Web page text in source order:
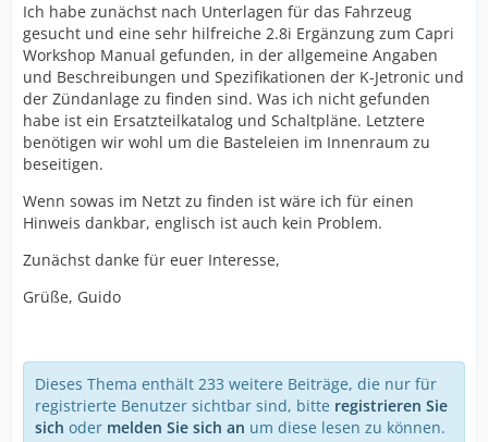
Ich habe zunächst nach Unterlagen für das Fahrzeug
gesucht und eine sehr hilfreiche 2.8i Ergänzung zum Capri
Workshop Manual gefunden, in der allgemeine Angaben
und Beschreibungen und Spezifikationen der K-Jetronic und
der Zündanlage zu finden sind. Was ich nicht gefunden
habe ist ein Ersatzteilkatalog und Schaltpläne. Letztere
benötigen wir wohl um die Basteleien im Innenraum zu
beseitigen.
Wenn sowas im Netzt zu finden ist wäre ich für einen
Hinweis dankbar, englisch ist auch kein Problem.
Zunächst danke für euer Interesse,
Grüße, Guido
Dieses Thema enthält 233 weitere Beiträge, die nur für
registrierte Benutzer sichtbar sind, bitte registrieren Sie
sich oder melden Sie sich an um diese lesen zu können.